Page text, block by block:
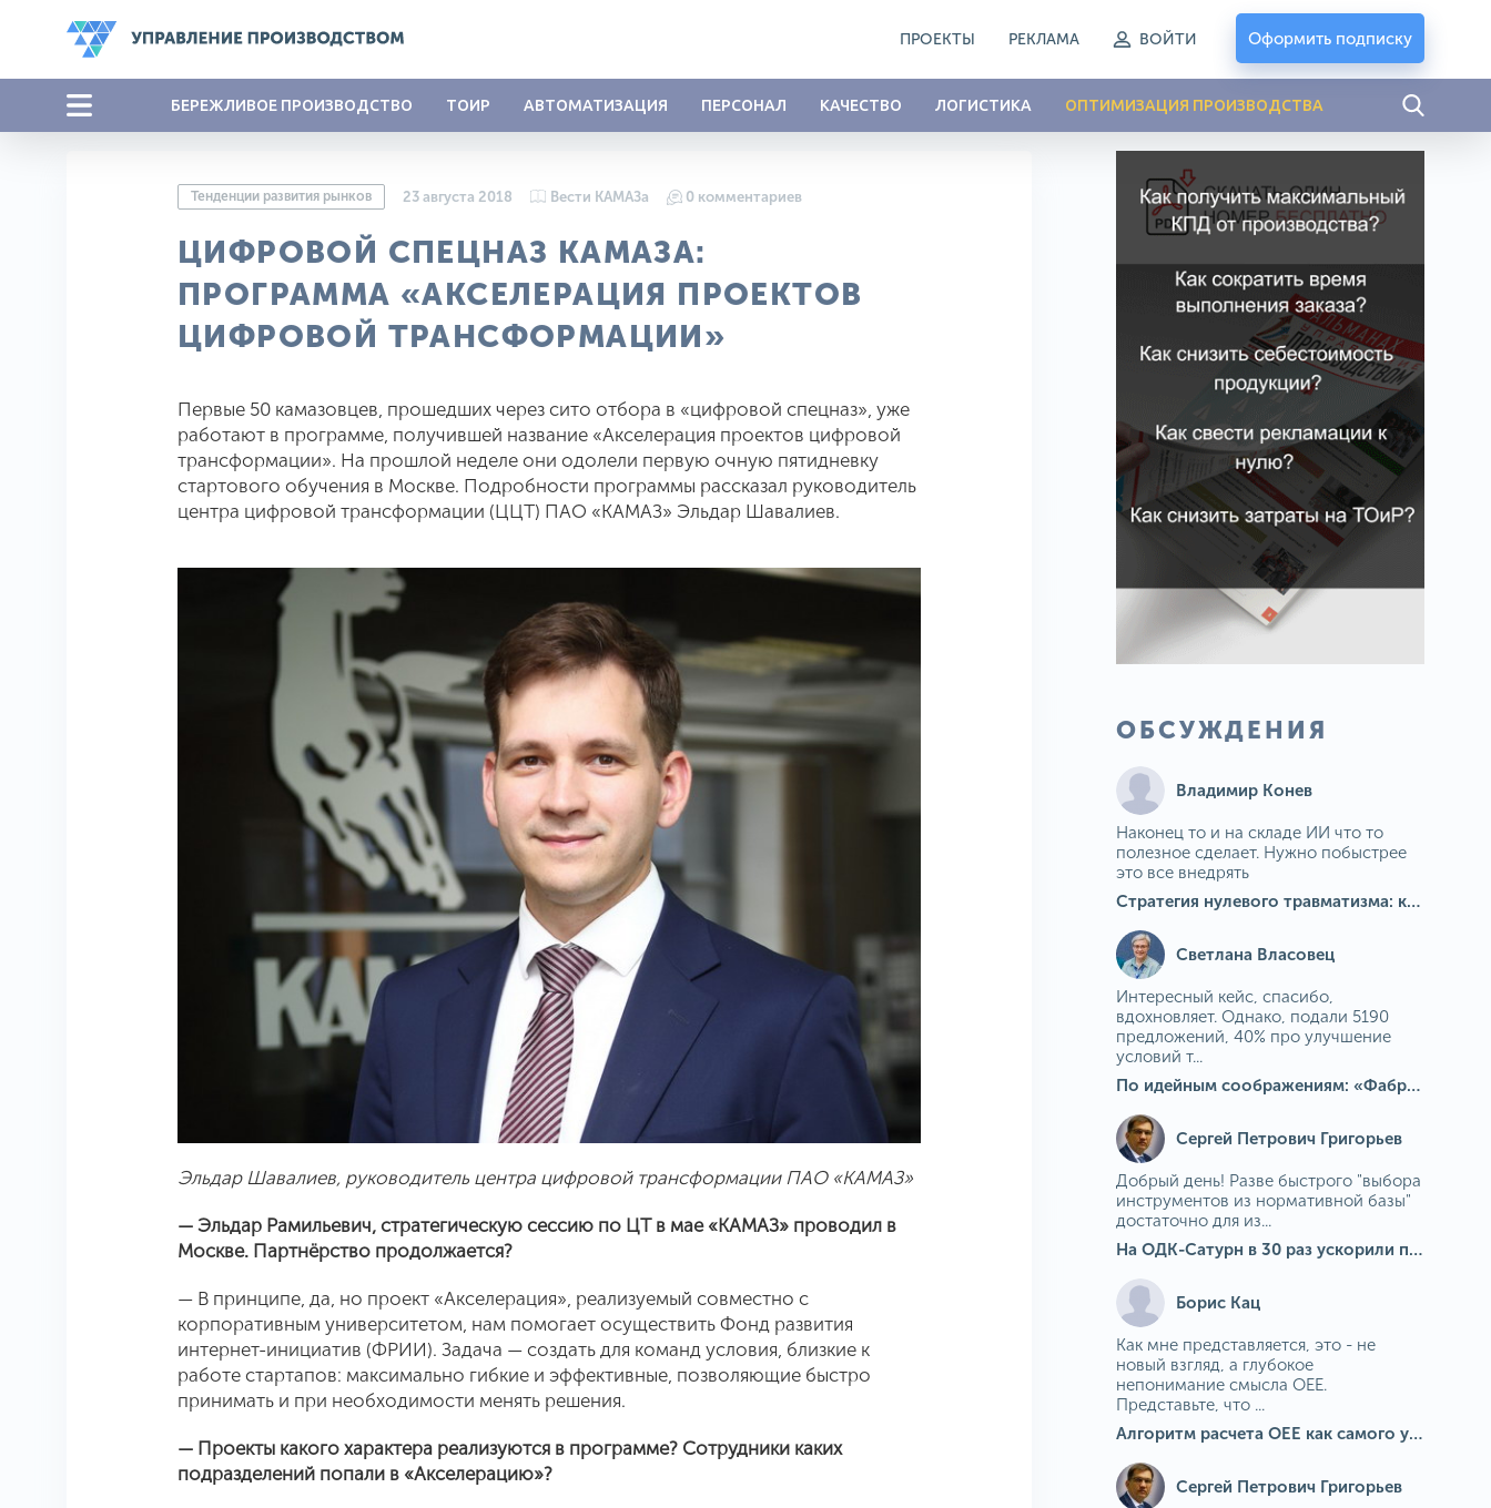
ПРОЕКТЫ РЕКЛАМА ВОЙТИ Оформить подписку
БЕРЕЖЛИВОЕ ПРОИЗВОДСТВО ТОИР АВТОМАТИЗАЦИЯ ПЕРСОНАЛ КАЧЕСТВО ЛОГИСТИКА ОПТИМИЗАЦИЯ ПРОИЗВОДСТВА
Тенденции развития рынков 23 августа 2018 Вести КАМАЗа 0 комментариев
ЦИФРОВОЙ СПЕЦНАЗ КАМАЗА:
ПРОГРАММА «АКСЕЛЕРАЦИЯ ПРОЕКТОВ
ЦИФРОВОЙ ТРАНСФОРМАЦИИ»
Первые 50 камазовцев, прошедших через сито отбора в «цифровой спецназ», уже
работают в программе, получившей название «Акселерация проектов цифровой
трансформации». На прошлой неделе они одолели первую очную пятидневку
стартового обучения в Москве. Подробности программы рассказал руководитель
центра цифровой трансформации (ЦЦТ) ПАО «КАМАЗ» Эльдар Шавалиев.
Эльдар Шавалиев, руководитель центра цифровой трансформации ПАО «КАМАЗ»
— Эльдар Рамильевич, стратегическую сессию по ЦТ в мае «КАМАЗ» проводил в
Москве. Партнёрство продолжается?
— В принципе, да, но проект «Акселерация», реализуемый совместно с
корпоративным университетом, нам помогает осуществить Фонд развития
интернет-инициатив (ФРИИ). Задача — создать для команд условия, близкие к
работе стартапов: максимально гибкие и эффективные, позволяющие быстро
принимать и при необходимости менять решения.
— Проекты какого характера реализуются в программе? Сотрудники каких
подразделений попали в «Акселерацию»?
ОБСУЖДЕНИЯ
Владимир Конев
Наконец то и на складе ИИ что то
полезное сделает. Нужно побыстрее
это все внедрять
Стратегия нулевого травматизма: как ИИ-камеры Camkord снижают риск наезда на пешехода при работе на погрузчике
Светлана Власовец
Интересный кейс, спасибо,
вдохновляет. Однако, подали 5190
предложений, 40% про улучшение
условий т...
По идейным соображениям: «Фабрика идей» на МГОКе
Сергей Петрович Григорьев
Добрый день! Разве быстрого "выбора
инструментов из нормативной базы"
достаточно для из...
На ОДК-Сатурн в 30 раз ускорили подбор средств измерения для контроля качества продукции
Борис Кац
Как мне представляется, это - не
новый взгляд, а глубокое
непонимание смысла OEE.
Представьте, что ...
Алгоритм расчета ОЕЕ как самого универсального и современного показателя эффективности оборудования в мире
Сергей Петрович Григорьев